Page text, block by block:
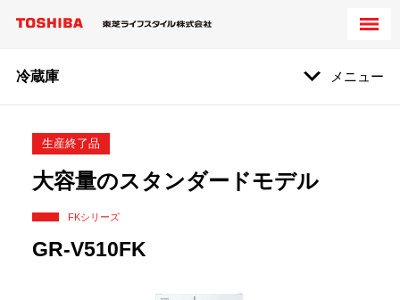
冷蔵庫 メニュー
生産終了品
大容量のスタンダードモデル
FKシリーズ
GR-V510FK